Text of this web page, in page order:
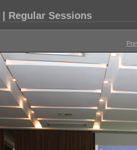
| Regular Sessions